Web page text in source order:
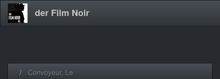
der Film Noir
Convoyeur, Le